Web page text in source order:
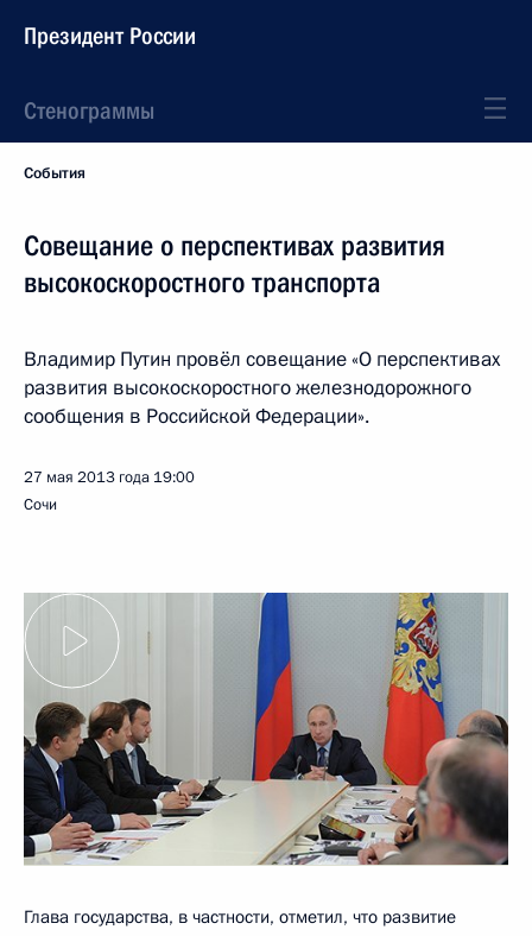
Президент России
Стенограммы
События
Совещание о перспективах развития
высокоскоростного транспорта
Владимир Путин провёл совещание «О перспективах
развития высокоскоростного железнодорожного
сообщения в Российской Федерации».
27 мая 2013 года 19:00
Сочи
Глава государства, в частности, отметил, что развитие